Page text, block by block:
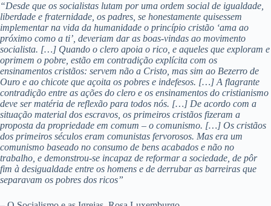
“Desde que os socialistas lutam por uma ordem social de igualdade,
liberdade e fraternidade, os padres, se honestamente quisessem
implementar na vida da humanidade o princípio cristão ‘ama ao
próximo como a ti’, deveriam dar as boas-vindas ao movimento
socialista. […] Quando o clero apoia o rico, e aqueles que exploram e
oprimem o pobre, estão em contradição explícita com os
ensinamentos cristãos: servem não a Cristo, mas sim ao Bezerro de
Ouro e ao chicote que açoita os pobres e indefesos. […] A flagrante
contradição entre as ações do clero e os ensinamentos do cristianismo
deve ser matéria de reflexão para todos nós. […] De acordo com a
situação material dos escravos, os primeiros cristãos fizeram a
proposta da propriedade em comum – o comunismo. […] Os cristãos
dos primeiros séculos eram comunistas fervorosos. Mas era um
comunismo baseado no consumo de bens acabados e não no
trabalho, e demonstrou-se incapaz de reformar a sociedade, de pôr
fim à desigualdade entre os homens e de derrubar as barreiras que
separavam os pobres dos ricos”